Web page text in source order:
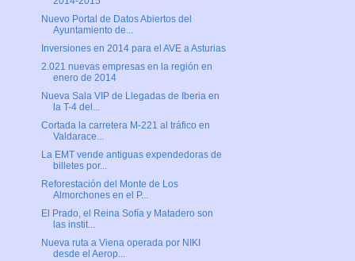
Nuevo Portal de Datos Abiertos del
Ayuntamiento de...
Inversiones en 2014 para el AVE a Asturias
2.021 nuevas empresas en la región en
enero de 2014
Nueva Sala VIP de Llegadas de Iberia en
la T-4 del...
Cortada la carretera M-221 al tráfico en
Valdarace...
La EMT vende antiguas expendedoras de
billetes por...
Reforestación del Monte de Los
Almorchones en el P...
El Prado, el Reina Sofía y Matadero son
las instit...
Nueva ruta a Viena operada por NIKI
desde el Aerop...